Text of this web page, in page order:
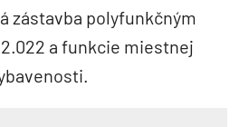
zástavba polyfunkčným
a funkcie miestnej